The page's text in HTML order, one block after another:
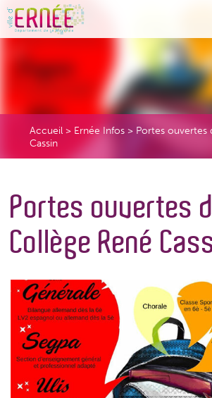
Accueil > Ernée Infos > Portes ouvertes
Cassin
Portes ouvertes
Collège René